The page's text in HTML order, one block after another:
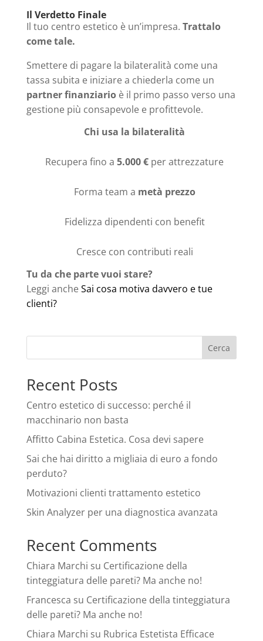
Il Verdetto Finale
Il tuo centro estetico è un’impresa. Trattalo
come tale.
Smettere di pagare la bilateralità come una
tassa subita e iniziare a chiederla come un
partner finanziarioè il primo passo verso una
gestione più consapevole e profittevole.
Chi usa la bilateralità
Recupera fino a5.000 € per attrezzature
Forma team a metà prezzo
Fidelizza dipendenti con benefit
Cresce con contributi reali
Tu da che parte vuoi stare?
Leggi ancheSai cosa motiva davvero e tue
clienti?
Cerca
Recent Posts
Centro estetico di successo: perché il
macchinario non basta
Affitto Cabina Estetica. Cosa devi sapere
Sai che hai diritto a migliaia di euro a fondo
perduto?
Motivazioni clienti trattamento estetico
Skin Analyzer per una diagnostica avanzata
Recent Comments
Chiara Marchi su Certificazione della
tinteggiatura delle pareti? Ma anche no!
Francesca su Certificazione della tinteggiatura
delle pareti? Ma anche no!
Chiara Marchi su Rubrica Estetista Efficace